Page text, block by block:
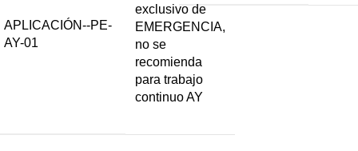
APLICACIÓN--PE-
AY-01
exclusivo de
EMERGENCIA,
no se
recomienda
para trabajo
continuo AY